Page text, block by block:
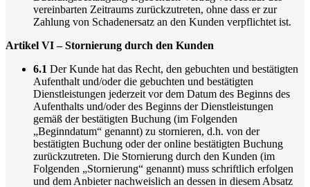
vereinbarten Zeitraums zurückzutreten, ohne dass er zur
Zahlung von Schadenersatz an den Kunden verpflichtet ist.
Artikel VI – Stornierung durch den Kunden
6.1 Der Kunde hat das Recht, den gebuchten und bestätigten
Aufenthalt und/oder die gebuchten und bestätigten
Dienstleistungen jederzeit vor dem Datum des Beginns des
Aufenthalts und/oder des Beginns der Dienstleistungen
gemäß der bestätigten Buchung (im Folgenden
„Beginndatum“ genannt) zu stornieren, d.h. von der
bestätigten Buchung oder der online bestätigten Buchung
zurückzutreten. Die Stornierung durch den Kunden (im
Folgenden „Stornierung“ genannt) muss schriftlich erfolgen
und dem Anbieter nachweislich an dessen in diesem Absatz